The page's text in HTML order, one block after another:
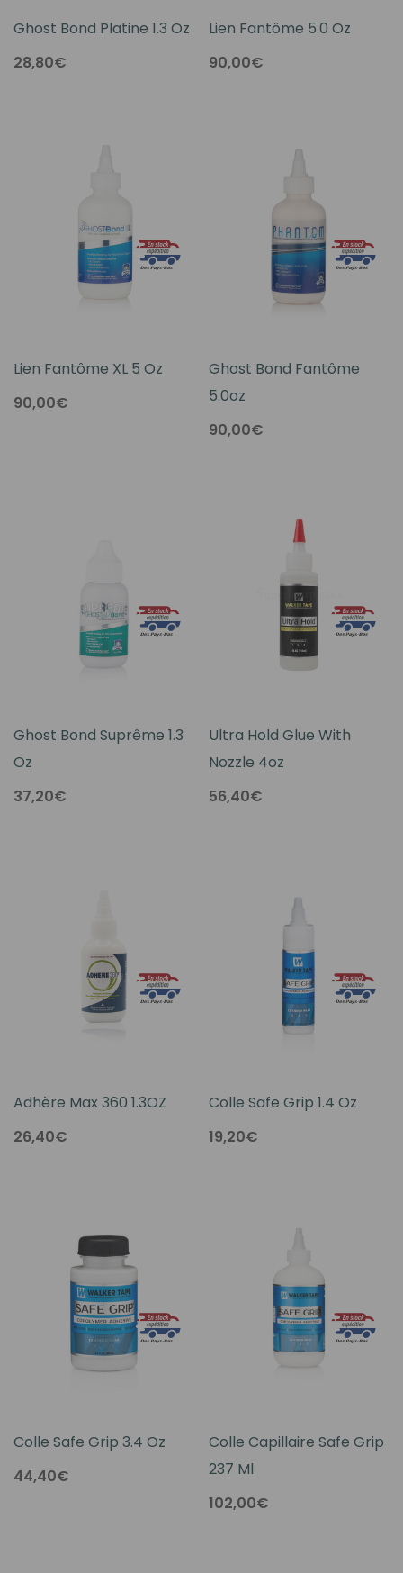
Ghost Bond Platine 1.3 Oz
28,80€
Lien Fantôme 5.0 Oz
90,00€
Lien Fantôme XL 5 Oz
90,00€
Ghost Bond Fantôme
5.0oz
90,00€
Ghost Bond Suprême 1.3
Oz
37,20€
Ultra Hold Glue With
Nozzle 4oz
56,40€
Adhère Max 360 1.3OZ
26,40€
Colle Safe Grip 1.4 Oz
19,20€
Colle Safe Grip 3.4 Oz
44,40€
Colle Capillaire Safe Grip
237 Ml
102,00€